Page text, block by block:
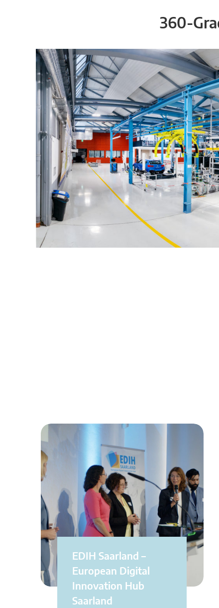
360-
EDIH Saarland –
European Digital
Innovation Hub
Saarland